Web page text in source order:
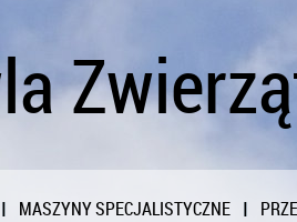
MASZYNY SPECJALISTYCZNE